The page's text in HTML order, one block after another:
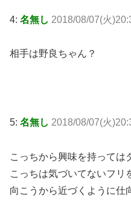
4: 名無し 2018/08/07(火
相手は野良ちゃん？
5: 名無し 2018/08/07(火
こっちから興味を持っては
こっちは気づいてないフリ
向こうから近づくように仕